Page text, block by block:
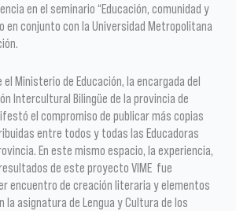
en el seminario “Educación, comunidad y
en conjunto con la Universidad Metropolitana
Ministerio de Educación, la encargada del
Intercultural Bilingüe de la provincia de
el compromiso de publicar más copias
entre todos y todas las Educadoras
En este mismo espacio, la experiencia,
de este proyecto VIME fue
encuentro de creación literaria y elementos
la asignatura de Lengua y Cultura de los